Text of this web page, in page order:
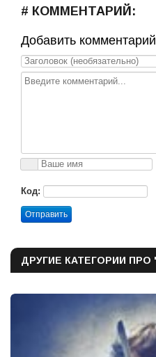
# КОММЕНТАРИЙ:
Добавить комментарий
Код:
Отправить
ДРУГИЕ КАТЕГОРИИ